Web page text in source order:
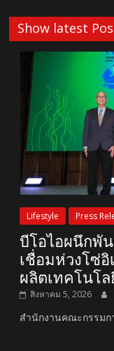
Show latest
Lifestyle Press
บีโอไอผนึกพั
เชื่อมห่วงโซ่
ผลิตเทคโนโ
สิงหาคม 5, 2026
สำนักงานคณะกรรมก